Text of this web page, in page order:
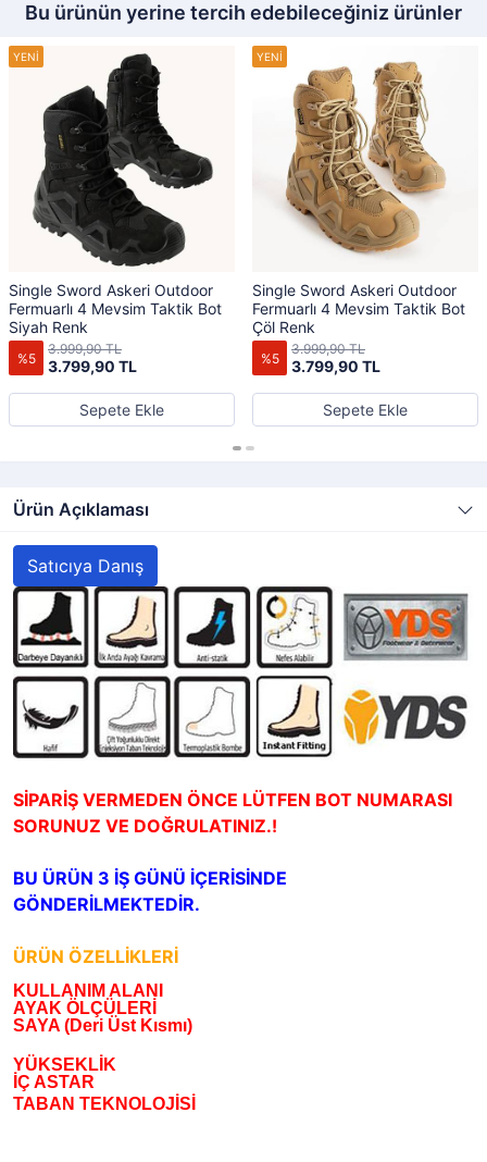
Bu ürünün yerine tercih edebileceğiniz ürünler
Single Sword Askeri Outdoor
Fermuarlı 4 Mevsim Taktik Bot
Siyah Renk
%5 3.799,90 TL
3.999,90 TL
Sepete Ekle
Single Sword Askeri Outdoor
Fermuarlı 4 Mevsim Taktik Bot
Çöl Renk
%5 3.799,90 TL
3.999,90 TL
Sepete Ekle
Ürün Açıklaması
Satıcıya Danış
SİPARİŞ VERMEDEN ÖNCE LÜTFEN BOT NUMARASI
SORUNUZ VE DOĞRULATINIZ.!
BU ÜRÜN 3 İŞ GÜNÜ İÇERİSİNDE
GÖNDERİLMEKTEDİR.
ÜRÜN ÖZELLİKLERİ
KULLANIM ALANI
AYAK ÖLÇÜLERİ
SAYA (Deri Üst Kısmı)
YÜKSEKLİK
İÇ ASTAR
TABAN TEKNOLOJİSİ